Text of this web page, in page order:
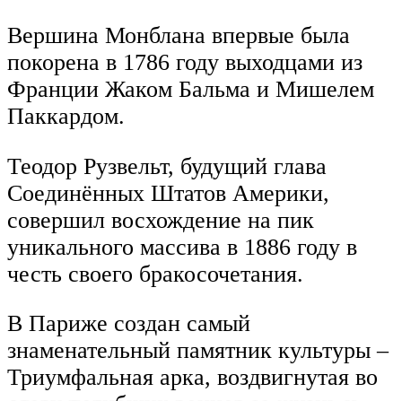
Вершина Монблана впервые была
покорена в 1786 году выходцами из
Франции Жаком Бальма и Мишелем
Паккардом.
Теодор Рузвельт, будущий глава
Соединённых Штатов Америки,
совершил восхождение на пик
уникального массива в 1886 году в
честь своего бракосочетания.
В Париже создан самый
знаменательный памятник культуры –
Триумфальная арка, воздвигнутая во